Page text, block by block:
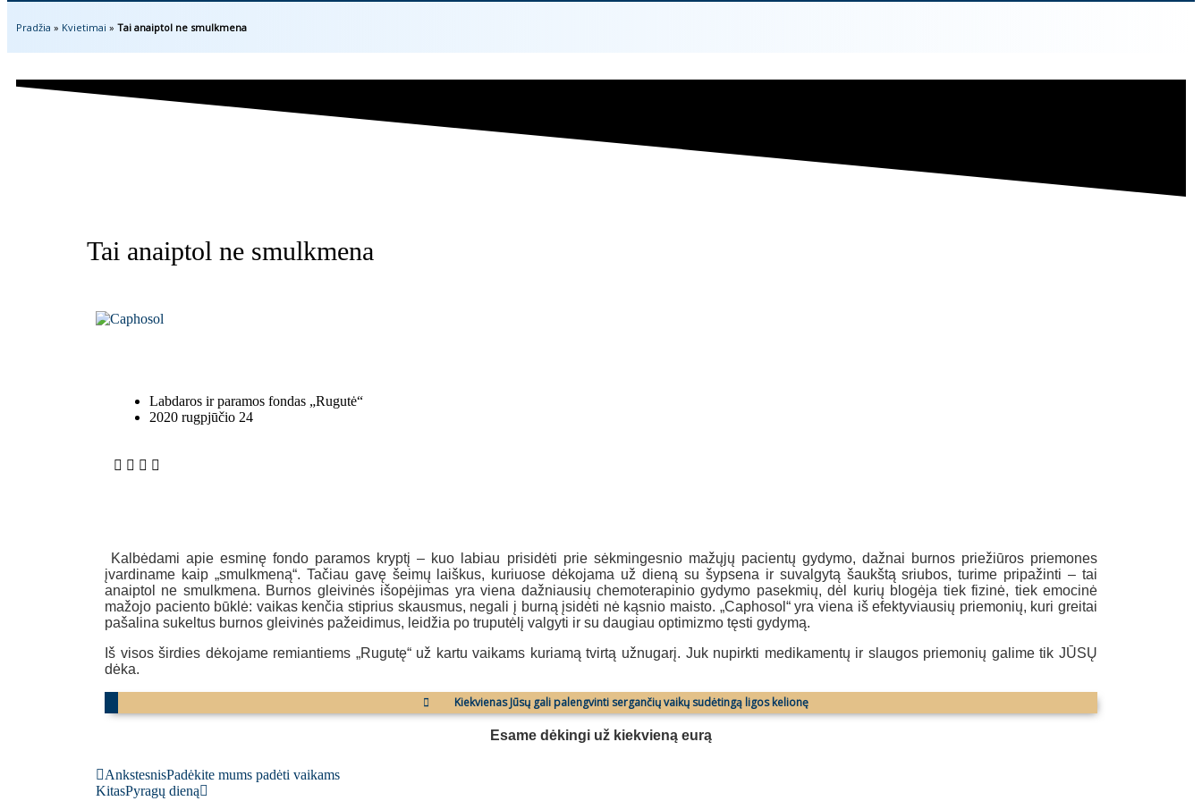
Pradžia » Kvietimai » Tai anaiptol ne smulkmena
Tai anaiptol ne smulkmena
Labdaros ir paramos fondas „Rugutė“
2020 rugpjūčio 24
Kalbėdami apie esminę fondo paramos kryptį – kuo labiau prisidėti prie sėkmingesnio mažųjų pacientų gydymo, dažnai burnos priežiūros priemones
įvardiname kaip „smulkmeną“. Tačiau gavę šeimų laiškus, kuriuose dėkojama už dieną su šypsena ir suvalgytą šaukštą sriubos, turime pripažinti – tai
anaiptol ne smulkmena. Burnos gleivinės išopėjimas yra viena dažniausių chemoterapinio gydymo pasekmių, dėl kurių blogėja tiek fizinė, tiek emocinė
mažojo paciento būklė: vaikas kenčia stiprius skausmus, negali į burną įsidėti nė kąsnio maisto. „Caphosol“ yra viena iš efektyviausių priemonių, kuri greitai
pašalina sukeltus burnos gleivinės pažeidimus, leidžia po truputėlį valgyti ir su daugiau optimizmo tęsti gydymą.
Iš visos širdies dėkojame remiantiems „Rugutę“ už kartu vaikams kuriamą tvirtą užnugarį. Juk nupirkti medikamentų ir slaugos priemonių galime tik JŪSŲ
dėka.
Kiekvienas Jūsų gali palengvinti sergančių vaikų sudėtingą ligos kelionę
Esame dėkingi už kiekvieną eurą
AnkstesnisPadėkite mums padėti vaikams
KitasPyragų dieną